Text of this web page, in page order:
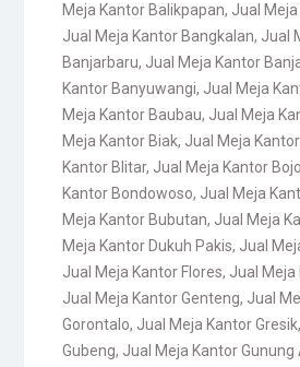
Meja Kantor Balikpapan, Jual Meja
Jual Meja Kantor Bangkalan, Jual
Banjarbaru, Jual Meja Kantor
Kantor Banyuwangi, Jual Meja
Meja Kantor Baubau, Jual Meja
Meja Kantor Biak, Jual Meja
Kantor Blitar, Jual Meja Kantor
Kantor Bondowoso, Jual Meja
Meja Kantor Bubutan, Jual Meja
Meja Kantor Dukuh Pakis, Jual
Jual Meja Kantor Flores, Jual Meja
Jual Meja Kantor Genteng, Jual
Gorontalo, Jual Meja Kantor Gresik,
Gubeng, Jual Meja Kantor Gunung